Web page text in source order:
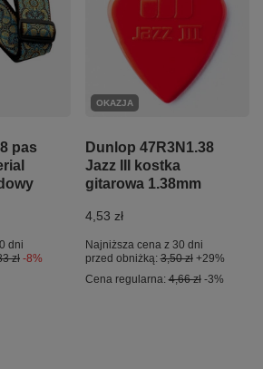
pas
dni
zł -8%
OKAZJA
Dunlop 47R3N1.38
Jazz III kostka
gitarowa 1.38mm
4,53 zł
Najniższa cena z 30 dni
przed obniżką:3,50 zł +29%
Cena regularna:4,66 zł -3%